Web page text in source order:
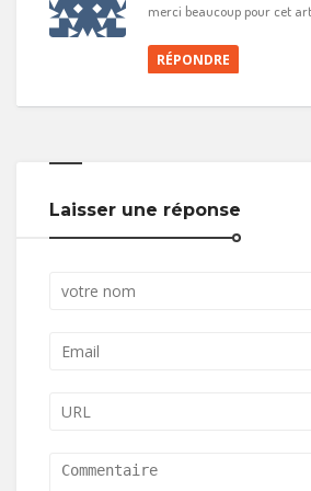
merci beaucoup pour cet
RÉPONDRE
Laisser une réponse